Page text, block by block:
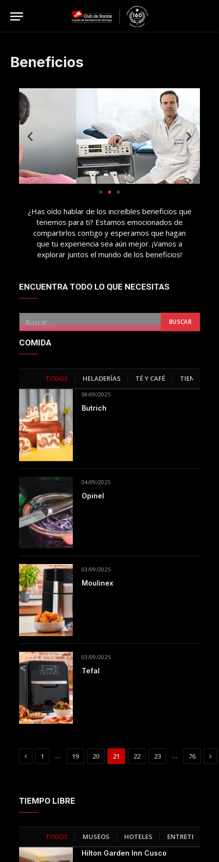
Beneficios
¿Has oído hablar de los increíbles beneficios que
tenemos para ti? Estamos emocionados de
compartirlos contigo y esperamos que hagan
que tu experiencia sea aún mejor. ¡Vamos a
explorar juntos el mundo de los beneficios!
ENCUENTRA TODO LO QUE NECESITAS
COMIDA
TODOS HELADERÍAS TÉ Y CAFÉ TIENDAS
08/09/2025
Butrich
04/09/2025
Opinel
03/09/2025
Moulinex
03/09/2025
Tefal
Previous
1 … 19 20 21 22 23 … 76
TIEMPO LIBRE
TODOS MUSEOS HOTELES ENTRETENCIÓN
Hilton Garden Inn Cusco